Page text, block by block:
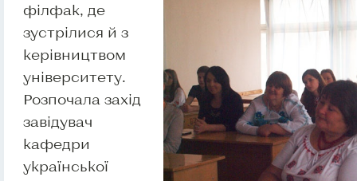
філфак, де
зустрілися й з
керівництвом
університету.
Розпочала захід
завідувач
кафедри
української